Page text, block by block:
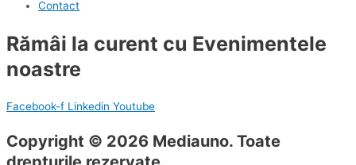
Contact
Rămâi la curent cu Evenimentele
noastre
Facebook-f Linkedin Youtube
Copyright © 2026 Mediauno. Toate